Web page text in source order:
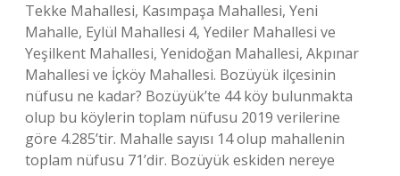
Tekke Mahallesi, Kasımpaşa Mahallesi, Yeni
Mahalle, Eylül Mahallesi 4, Yediler Mahallesi ve
Yeşilkent Mahallesi, Yenidoğan Mahallesi, Akpınar
Mahallesi ve İçköy Mahallesi. Bozüyük ilçesinin
nüfusu ne kadar? Bozüyük’te 44 köy bulunmakta
olup bu köylerin toplam nüfusu 2019 verilerine
göre 4.285’tir. Mahalle sayısı 14 olup mahallenin
toplam nüfusu 71’dir. Bozüyük eskiden nereye